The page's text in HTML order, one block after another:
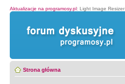
Aktualizacje na programosy.pl: Light Image Resizer
Strona główna